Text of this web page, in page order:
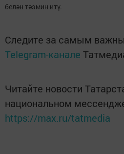
белән тәэмин итү.
Следите за самым
Telegram-канале
Читайте новости
национальном
https://max.ru/tatmedia